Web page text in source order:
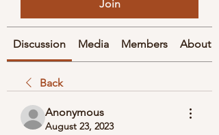
Join
Discussion Media Members About
Back
Anonymous
August 23, 2023